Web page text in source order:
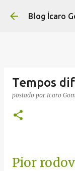
Blog Ícaro
Tempos
postado por Icaro
Pior